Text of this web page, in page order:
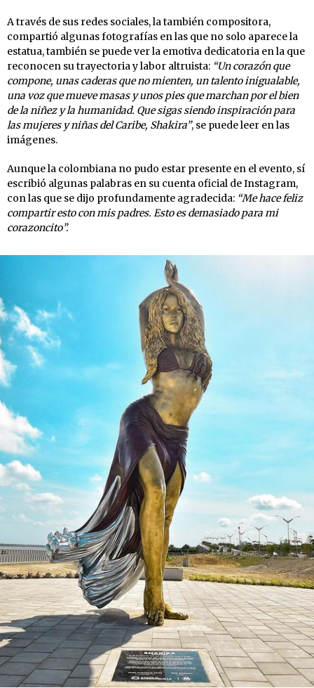
A través de sus redes sociales, la también compositora,
compartió algunas fotografías en las que no solo aparece la
estatua, también se puede ver la emotiva dedicatoria en la que
reconocen su trayectoria y labor altruista: “Un corazón que
compone, unas caderas que no mienten, un talento inigualable,
una voz que mueve masas y unos pies que marchan por el bien
de la niñez y la humanidad. Que sigas siendo inspiración para
las mujeres y niñas del Caribe, Shakira”, se puede leer en las
imágenes.
Aunque la colombiana no pudo estar presente en el evento, sí
escribió algunas palabras en su cuenta oficial de Instagram,
con las que se dijo profundamente agradecida: “Me hace feliz
compartir esto con mis padres. Esto es demasiado para mi
corazoncito”.